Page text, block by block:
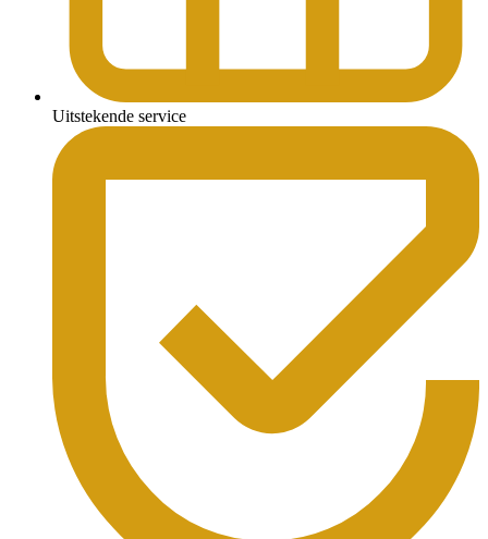
Uitstekende service